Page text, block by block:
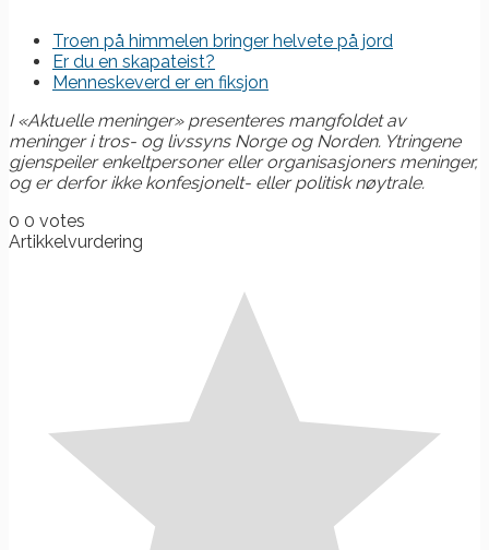
Troen på himmelen bringer helvete på jord
Er du en skapateist?
Menneskeverd er en fiksjon
I «Aktuelle meninger» presenteres mangfoldet av
meninger i tros- og livssyns Norge og Norden. Ytringene
gjenspeiler enkeltpersoner eller organisasjoners meninger,
og er derfor ikke konfesjonelt- eller politisk nøytrale.
0 0 votes
Artikkelvurdering